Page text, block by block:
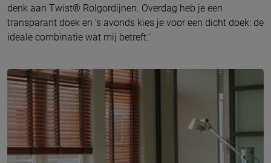
denk aan Twist® Rolgordijnen. Overdag heb je een
transparant doek en ’s avonds kies je voor een dicht doek: de
ideale combinatie wat mij betreft.’